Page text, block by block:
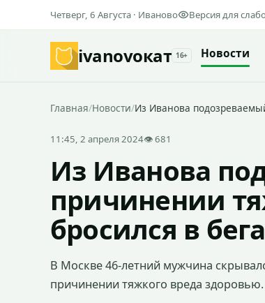
Четверг, 6 Августа · Иваново Версия для
ivanovoкат 16+ Новости
Главная/Новости/Из Иванова
11:45, 2 апреля 2024👁 681
Из Иванова
причинении
бросился в
В Москве 46-летний мужчина
причинении тяжкого вреда здоровью.